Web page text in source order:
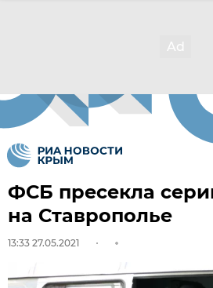
ФСБ пресекла
на Ставрополье
13:33 27.05.2021